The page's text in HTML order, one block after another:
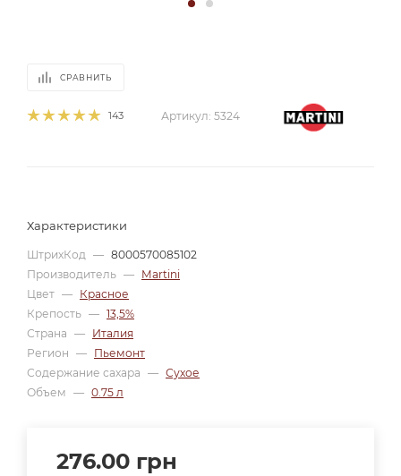
СРАВНИТЬ
143 Артикул: 5324
Характеристики
ШтрихКод — 8000570085102
Производитель — Martini
Цвет — Красное
Крепость — 13,5%
Страна — Италия
Регион — Пьемонт
Содержание сахара — Сухое
Объем — 0.75 л
276.00 грн